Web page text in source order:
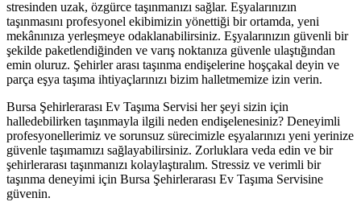
stresinden uzak, özgürce taşınmanızı sağlar. Eşyalarınızın
taşınmasını profesyonel ekibimizin yönettiği bir ortamda, yeni
mekânınıza yerleşmeye odaklanabilirsiniz. Eşyalarınızın güvenli bir
şekilde paketlendiğinden ve varış noktanıza güvenle ulaştığından
emin oluruz. Şehirler arası taşınma endişelerine hoşçakal deyin ve
parça eşya taşıma ihtiyaçlarınızı bizim halletmemize izin verin.
Bursa Şehirlerarası Ev Taşıma Servisi her şeyi sizin için
halledebilirken taşınmayla ilgili neden endişelenesiniz? Deneyimli
profesyonellerimiz ve sorunsuz sürecimizle eşyalarınızı yeni yerinize
güvenle taşımamızı sağlayabilirsiniz. Zorluklara veda edin ve bir
şehirlerarası taşınmanızı kolaylaştıralım. Stressiz ve verimli bir
taşınma deneyimi için Bursa Şehirlerarası Ev Taşıma Servisine
güvenin.